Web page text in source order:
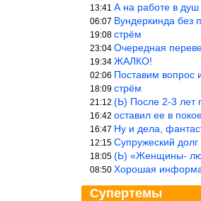
13:41 А на работе в душ
06:07 Вундеркинда без проблем можно
19:08 стрём
23:04 Очередная переведённая с
19:34 ЖАЛКО!
02:06 Поставим вопрос иначе: откуда
18:09 стрём
21:12 (Ь) После 2-3 лет пока он
16:42 оставил ее в
16:47 Ну и дела, фантастика
12:15 Супружеский долг это не про секс,
18:05 (Ь) «Женщины-
08:50 Хорошая информация, которую
Супертемы